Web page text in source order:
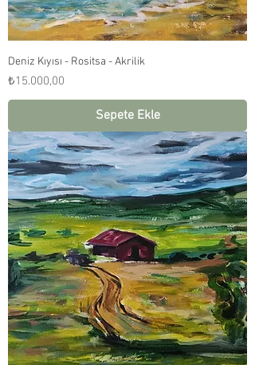
Deniz Kıyısı - Rositsa - Akrilik
Fiyat
₺15.000,00
Sepete Ekle